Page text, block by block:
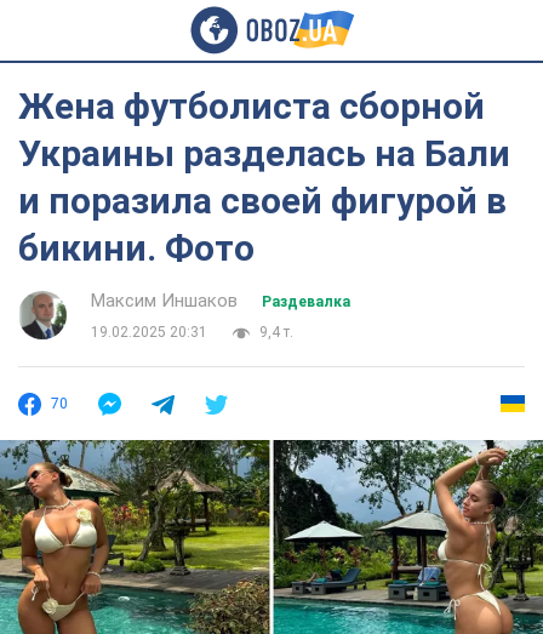
Жена футболиста сборной
Украины разделась на Бали
и поразила своей фигурой в
бикини. Фото
Максим Иншаков
Раздевалка
19.02.2025 20:31
9,4 т.
70